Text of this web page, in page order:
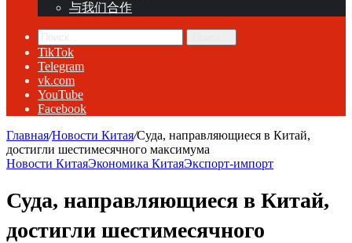
与我们合作
TikTok
Telegram
vk.com
YouTube
Facebook
Главная/Новости Китая/Суда, направляющиеся в Китай,
достигли шестимесячного максимума
Новости КитаяЭкономика КитаяЭкспорт-импорт
Суда, направляющиеся в Китай,
достигли шестимесячного